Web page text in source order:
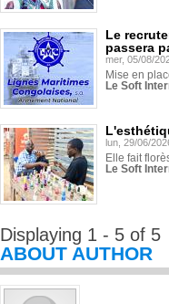
Le
passera
mer, 05/08/
Mise en
Le Soft
lun, 29/06/
Elle fait
Le Soft
Displaying 1 - 5 of 5
ABOUT AUTHOR